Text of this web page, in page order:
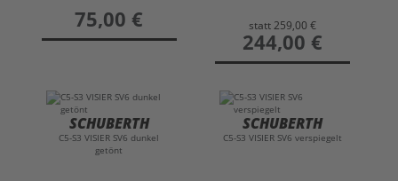
preis
75,00 € statt 259,00 €
preis
244,00 €
SCHUBERTH
C5-S3 VISIER SV6 dunkel
getönt
SCHUBERTH
C5-S3 VISIER SV6 verspiegelt